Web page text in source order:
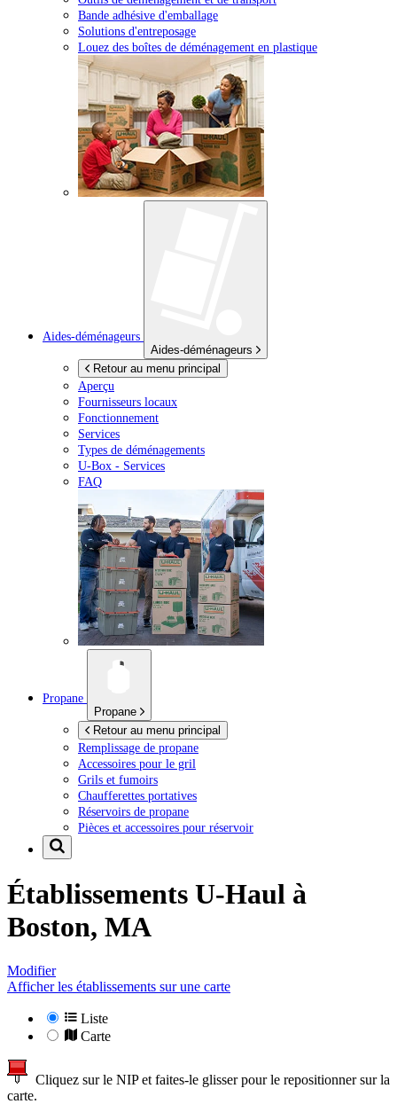
Bande adhésive d'emballage
Solutions d'entreposage
Louez des boîtes de déménagement en plastique
Aides-déménageurs
Aides-déménageurs
Retour au menu principal
Aperçu
Fournisseurs locaux
Fonctionnement
Services
Types de déménagements
U-Box - Services
FAQ
Propane
Propane
Retour au menu principal
Remplissage de propane
Accessoires pour le gril
Grils et fumoirs
Chaufferettes portatives
Réservoirs de propane
Pièces et accessoires pour réservoir
Établissements U-Haul à
Boston, MA
Modifier
Afficher les établissements sur une carte
Liste
Carte
Cliquez sur le NIP et faites-le glisser pour le repositionner sur la
carte.